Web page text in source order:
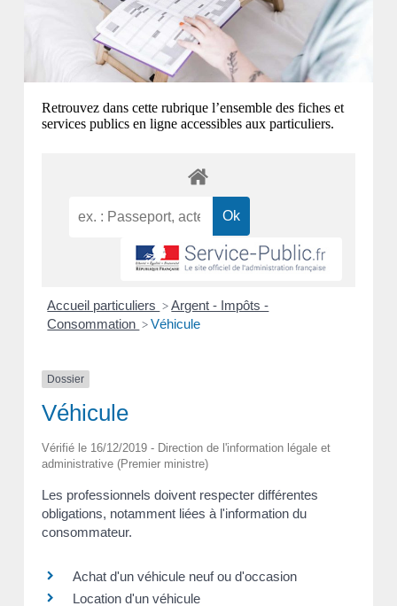
Retrouvez dans cette rubrique l’ensemble des fiches et
services publics en ligne accessibles aux particuliers.
Accueil particuliers > Argent - Impôts -
Consommation > Véhicule
Dossier
Véhicule
Vérifié le 16/12/2019 - Direction de l'information légale et
administrative (Premier ministre)
Les professionnels doivent respecter différentes
obligations, notamment liées à l'information du
consommateur.
Achat d'un véhicule neuf ou d'occasion
Location d'un véhicule